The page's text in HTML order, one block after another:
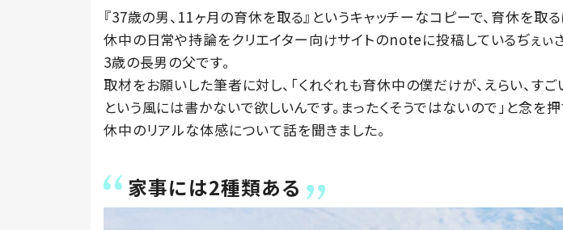
『37歳の男、11ヶ月の育休を取る』というキャッチーなコピーで、育休を取
休中の日常や持論をクリエイター向けサイトのnoteに投稿しているぢぇぃ
3歳の長男の父です。
取材をお願いした筆者に対し、「くれぐれも育休中の僕だけが、えらい、すご
という風には書かないで欲しいんです。まったくそうではないので」と念を押
休中のリアルな体感について話を聞きました。
家事には2種類ある